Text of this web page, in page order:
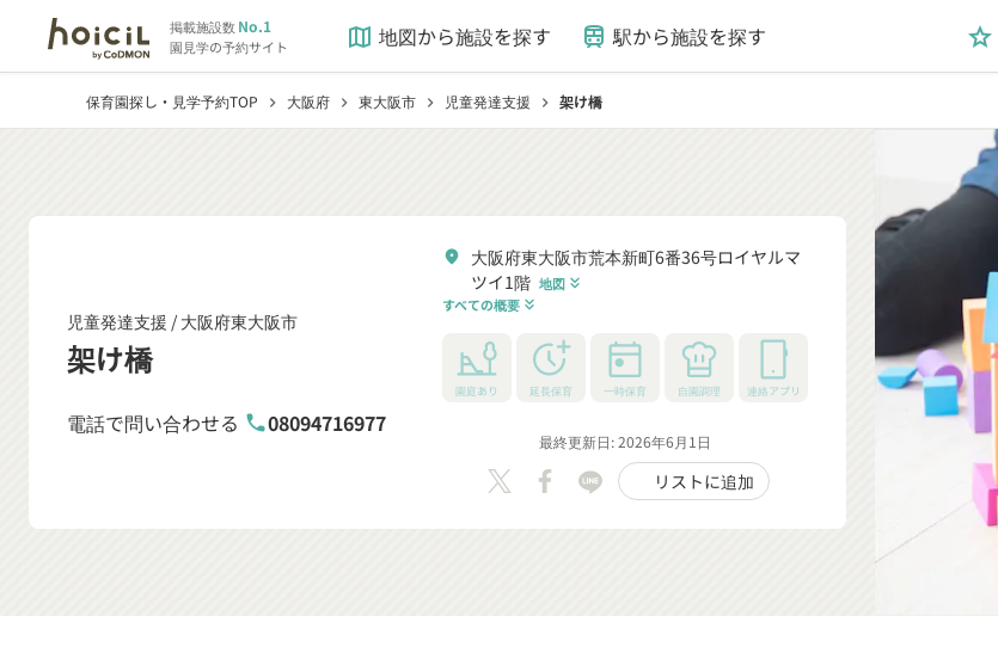
掲載施設数No.1
園見学の予約サイト map 地図から施設を探す train 駅から施設を探す grade
保育園探し・見学予約TOP chevron_right 大阪府 chevron_right 東大阪市 chevron_right 児童発達支援 chevron_right 架け橋
児童発達支援 / 大阪府東大阪市
架け橋
電話で問い合わせる phone08094716977
location_on
大阪府東大阪市荒本新町6番36号ロイヤルマ
ツイ1階 地図 keyboard_double_arrow_down
すべての概要 keyboard_double_arrow_down
園庭あり 延長保育 一時保育 自園調理 連絡アプリ
最終更新日: 2026年6月1日
リストに追加